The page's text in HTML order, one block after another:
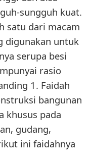
sungguh kuat.
satu dari macam
digunakan untuk
serupa besi
rasio
1. Faidah
bangunan
khusus pada
gudang,
ini faidahnya